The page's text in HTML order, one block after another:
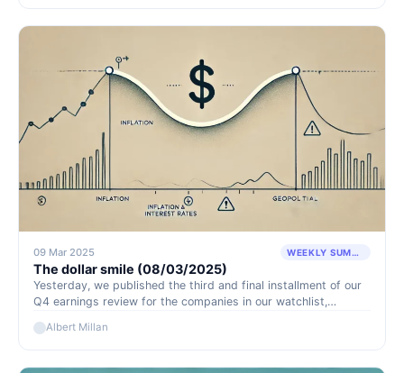
09 Mar 2025 WEEKLY SUMMARY
The dollar smile (08/03/2025)
Yesterday, we published the third and final installment of our
Q4 earnings review for the companies in our watchlist,
that have yet to be discussed will be covered in detail in our
Albert Millan